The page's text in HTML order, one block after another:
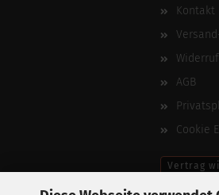
Kontakt
AGB
Cookie
Vertrag